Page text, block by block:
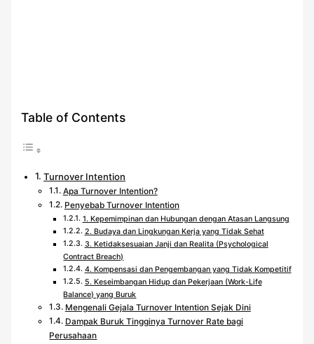
Table of Contents
Turnover Intention
Apa Turnover Intention?
Penyebab Turnover Intention
1. Kepemimpinan dan Hubungan dengan Atasan Langsung
2. Budaya dan Lingkungan Kerja yang Tidak Sehat
3. Ketidaksesuaian Janji dan Realita (Psychological
Contract Breach)
4. Kompensasi dan Pengembangan yang Tidak Kompetitif
5. Keseimbangan Hidup dan Pekerjaan (Work-Life
Balance) yang Buruk
Mengenali Gejala Turnover Intention Sejak Dini
Dampak Buruk Tingginya Turnover Rate bagi
Perusahaan